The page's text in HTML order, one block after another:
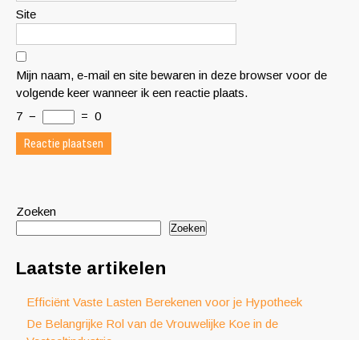
Site
Mijn naam, e-mail en site bewaren in deze browser voor de
volgende keer wanneer ik een reactie plaats.
7 − = 0
Zoeken
Zoeken
Laatste artikelen
Efficiënt Vaste Lasten Berekenen voor je Hypotheek
De Belangrijke Rol van de Vrouwelijke Koe in de